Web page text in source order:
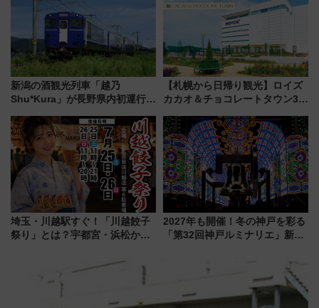
新潟の酒観光列車「越乃
Shu*Kura」が長野県内初運行！
別企画
【札幌から日帰り観光】ロイズ
カカオ＆チョコレートタウン3周
詰め放題を開催、ロイズタウン
駅からのアクセスも
埼玉・川越駅すぐ！「川越餃子
祭り」とは？宇都宮・浜松から
を食べ比べ【7月25日・26日開
2027年も開催！冬の神戸を彩る
「第32回神戸ルミナリエ」新た